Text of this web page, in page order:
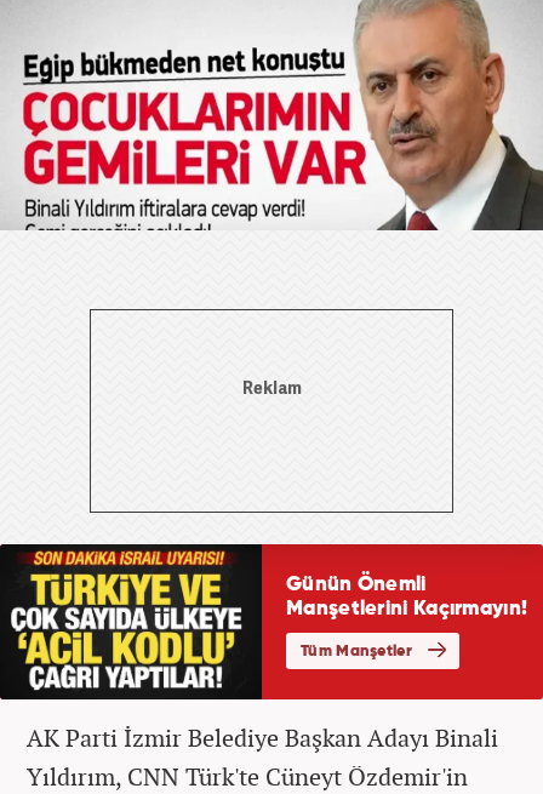
AK Parti İzmir Belediye Başkan Adayı Binali
Yıldırım, CNN Türk'te Cüneyt Özdemir'in